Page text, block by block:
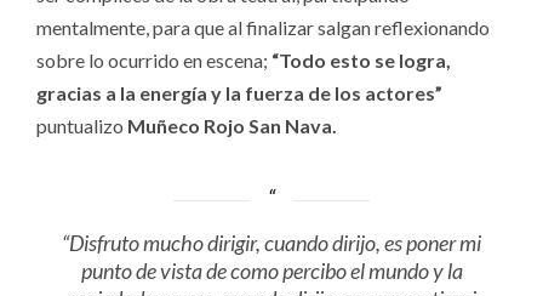
mentalmente, para que al finalizar salgan reflexionando
sobre lo ocurrido en escena; “Todo esto se logra,
gracias a la energía y la fuerza de los actores”
puntualizo Muñeco Rojo San Nava.
“Disfruto mucho dirigir, cuando dirijo, es poner mi
punto de vista de como percibo el mundo y la